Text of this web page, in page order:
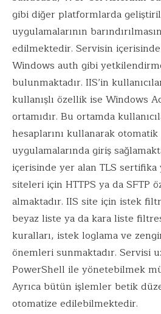
gibi diğer platformlarda
uygulamalarının
edilmektedir. Servisin
Windows auth gibi
bulunmaktadır. IIS’in
kullanışlı özellik ise Windows
ortamıdır. Bu ortamda
hesaplarını kullanarak
uygulamalarında giriş
içerisinde yer alan TLS
siteleri için HTTPS ya da SFTP
almaktadır. IIS site için istek
beyaz liste ya da kara liste
kuralları, istek loglama ve
önemleri sunmaktadır. Servisi
PowerShell ile yönetebilmek
Ayrıca bütün işlemler betik
otomatize edilebilmektedir.